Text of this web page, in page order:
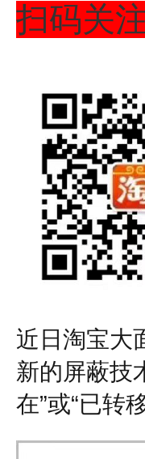
扫码关
近日淘宝大
新的屏蔽技
在”或“已转